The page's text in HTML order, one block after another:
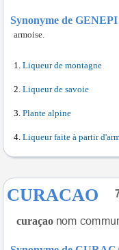
Synonyme de GENEPI
armoise.
Liqueur de montagne
Liqueur de savoie
Plante alpine
Liqueur faite à partir
CURACAO
curaçao